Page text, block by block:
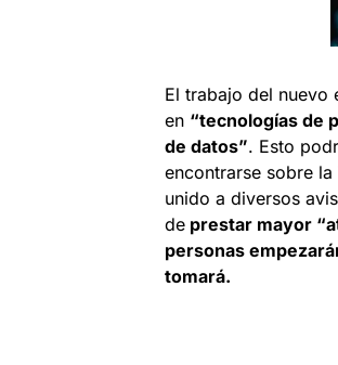
El trabajo del nuevo
en “tecnologías de
de datos”. Esto
encontrarse sobre
unido a diversos
de prestar mayor
personas
tomará.